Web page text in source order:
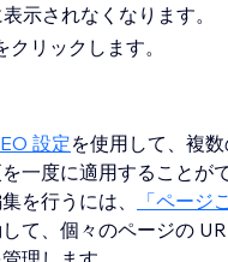
示されなくなります。
クリックします。
設定を使用して、複
一度に適用することが
を行うには、
「ページ
て、個々のページの